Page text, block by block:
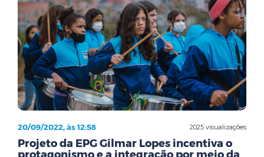
2025 visualizações
20/09/2022, às 12:58
Projeto da EPG Gilmar Lopes incentiva o